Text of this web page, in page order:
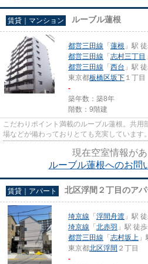
賃貸｜マンション ルーブル蓮根
都営三田線 「 蓮根 」駅
都営三田線 「 志村三丁目
都営三田線 「 西台 」駅
東京都板橋区坂下 １丁目
-
築年数：築8年
階数：9階建
こだわりポイント満載のルーブル蓮根。共用
場などが備わっておりとても充実しています
現在空室情報があ
ルーブル蓮根へのお問
賃貸｜アパート 北区浮間２丁目のアパ
埼京線 「 浮間舟渡 」駅
埼京線 「 北赤羽 」駅 徒
都営三田線 「 志村坂上
東京都北区浮間 ２丁目
-